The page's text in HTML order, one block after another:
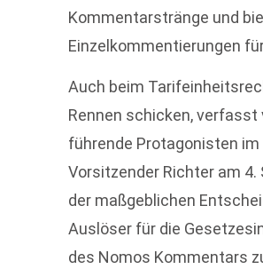
Kommentarstränge und
Einzelkommentierungen
Auch beim
Rennen schicken, verfasst
führende Protagonisten im
Vorsitzender Richter am
der maßgeblichen
Auslöser für die
des Nomos Kommentars